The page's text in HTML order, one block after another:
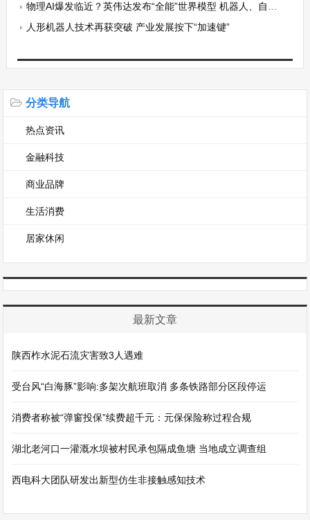
物理AI爆发临近？英伟达发布“全能”世界模型 机器人、自动驾驶有望获强力助推
人形机器人技术再获突破 产业发展按下“加速键”
分类导航
热点资讯
金融科技
商业品牌
生活消费
居家休闲
最新文章
陕西柞水泥石流灾害致3人遇难
受台风“白海豚”影响:多架次航班取消 多条铁路部分区段停运
消费者称被“弹窗投保”续费超千元：元保保险称过程合规
湖北老河口一灌溉水坝被村民承包隔成鱼塘 当地成立调查组
西电科大团队研发出新型仿生非接触感知技术